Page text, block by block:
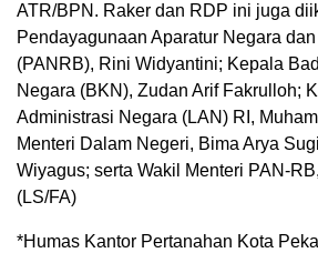
ATR/BPN. Raker dan RDP ini juga
Pendayagunaan Aparatur Negara
(PANRB), Rini Widyantini; Kepala
Negara (BKN), Zudan Arif Fakrulloh;
Administrasi Negara (LAN) RI,
Menteri Dalam Negeri, Bima Arya
Wiyagus; serta Wakil Menteri PAN-
(LS/FA)
*Humas Kantor Pertanahan Kota